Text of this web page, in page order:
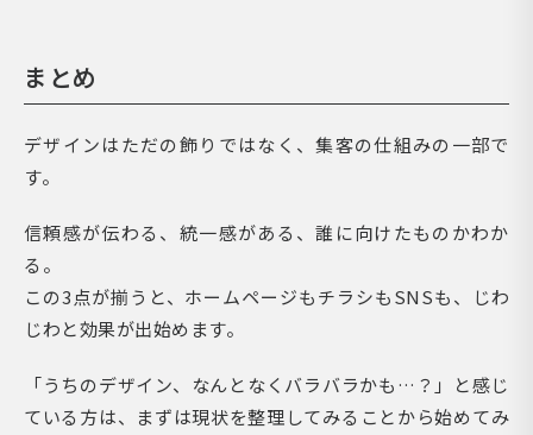
まとめ
デザインはただの飾りではなく、集客の仕組みの一部で
す。
信頼感が伝わる、統一感がある、誰に向けたものかわか
る。
この3点が揃うと、ホームページもチラシもSNSも、じわ
じわと効果が出始めます。
「うちのデザイン、なんとなくバラバラかも…？」と感じ
ている方は、まずは現状を整理してみることから始めてみ